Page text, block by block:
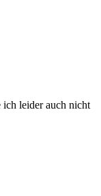
ich leider auch nicht